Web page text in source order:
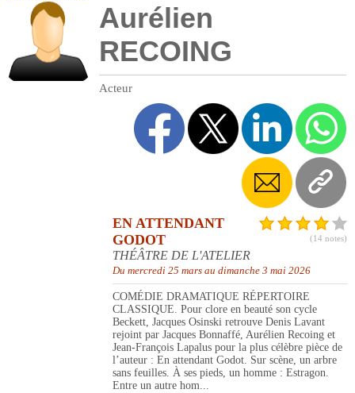
Aurélien
RECOING
Acteur
(14 notes)
EN ATTENDANT
GODOT
THÉÂTRE DE L'ATELIER
Du mercredi 25 mars au dimanche 3 mai 2026
COMÉDIE DRAMATIQUE RÉPERTOIRE
CLASSIQUE. Pour clore en beauté son cycle
Beckett, Jacques Osinski retrouve Denis Lavant
rejoint par Jacques Bonnaffé, Aurélien Recoing et
Jean-François Lapalus pour la plus célèbre pièce de
l’auteur : En attendant Godot. Sur scène, un arbre
sans feuilles. À ses pieds, un homme : Estragon.
Entre un autre hom...